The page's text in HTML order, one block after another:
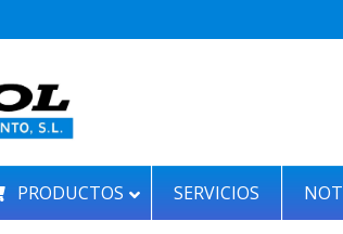
PRODUCTOS SERVICIOS